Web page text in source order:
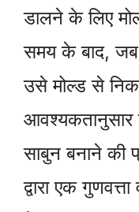
डालने के लिए
समय के बाद, जब
उसे मोल्ड से
आवश्यकतानुसार
साबुन बनाने की
द्वारा एक